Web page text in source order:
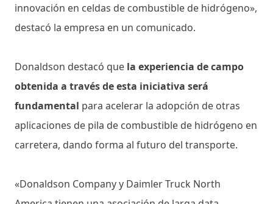
innovación en celdas de combustible de hidrógeno»,
destacó la empresa en un comunicado.
Donaldson destacó que la experiencia de campo
obtenida a través de esta iniciativa será
fundamental para acelerar la adopción de otras
aplicaciones de pila de combustible de hidrógeno en
carretera, dando forma al futuro del transporte.
«Donaldson Company y Daimler Truck North